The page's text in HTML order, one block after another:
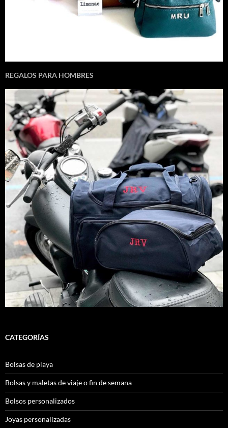
REGALOS PARA HOMBRES
CATEGORÍAS
Bolsas de playa
Bolsas y maletas de viaje o fin de semana
Bolsos personalizados
Joyas personalizadas